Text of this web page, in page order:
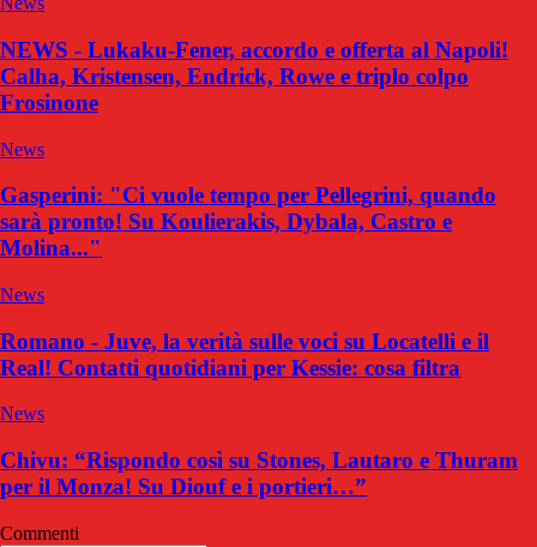
NEWS - Lukaku-Fener, accordo e offerta al Napoli!
Calha, Kristensen, Endrick, Rowe e triplo colpo
Frosinone
News
Gasperini: "Ci vuole tempo per Pellegrini, quando
sarà pronto! Su Koulierakis, Dybala, Castro e
Molina..."
News
Romano - Juve, la verità sulle voci su Locatelli e il
Real! Contatti quotidiani per Kessie: cosa filtra
News
Chivu: “Rispondo così su Stones, Lautaro e Thuram
per il Monza! Su Diouf e i portieri…”
Commenti